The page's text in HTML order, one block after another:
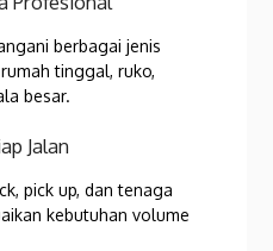
berbagai jenis
tinggal, ruko,
besar.
Jalan
pick up, dan tenaga
kebutuhan volume